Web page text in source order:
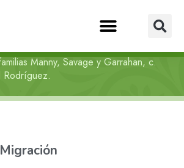
Manny, Savage y Garrahan, c.
Rodríguez.